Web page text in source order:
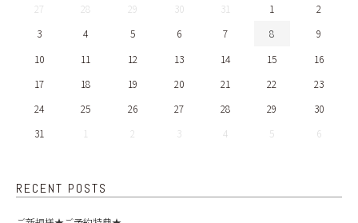
27 28 29 30 31 1
2
3
4 5 6 7 8
9
10
11 12 13 14 15
16
17
18 19 20 21 22
23
24
25 26 27 28 29
30
31
1 2 3 4 5 6
RECENT POSTS